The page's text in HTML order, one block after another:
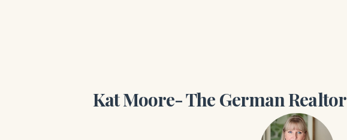
Kat Moore- The German Realtor